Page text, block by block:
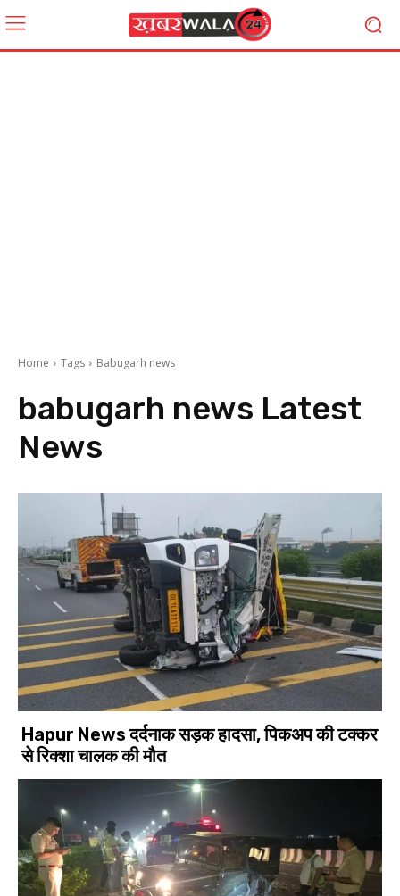
Home Tags Babugarh news
babugarh news Latest
News
Hapur News दर्दनाक सड़क हादसा, पिकअप की टक्कर
से रिक्शा चालक की मौत